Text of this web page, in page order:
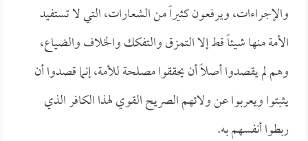
والإجراءات، ويرفعون كثيراً من الشعارات، التي لا تستفيد
الأمة منها شيئاً قط إلا التمزق والتفكك والخلاف والضياع،
وهم لم يقصدوا أصلاً أن يحققوا مصلحة للأمة، إنما قصدوا أن
يثبتوا ويعربوا عن ولائهم الصريح القوي لهذا الكافر الذي
ربطوا أنفسهم به.